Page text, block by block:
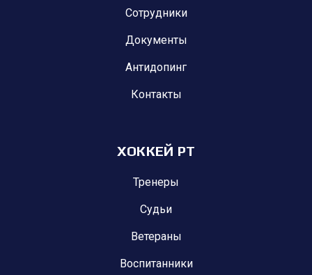
Сотрудники
Документы
Антидопинг
Контакты
ХОККЕЙ РТ
Тренеры
Судьи
Ветераны
Воспитанники